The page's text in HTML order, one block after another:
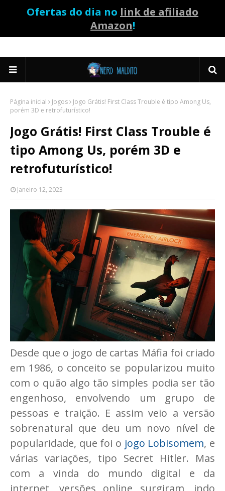
Ofertas do dia no link de afiliado
Amazon!
Página inicial Jogos
Jogo Grátis! First Class Trouble é tipo Among Us,
porém 3D e retrofuturístico!
Jogo Grátis! First Class Trouble é
tipo Among Us, porém 3D e
retrofuturístico!
Janeiro 12, 2023
Desde que o jogo de cartas Máfia foi criado
em 1986, o conceito se popularizou muito
com o quão algo tão simples podia ser tão
engenhoso, envolvendo um grupo de
pessoas e traição. E assim veio a versão
sobrenatural que deu um novo nível de
popularidade, que foi o jogo Lobisomem, e
várias variações, tipo Secret Hitler. Mas
com a vinda do mundo digital e da